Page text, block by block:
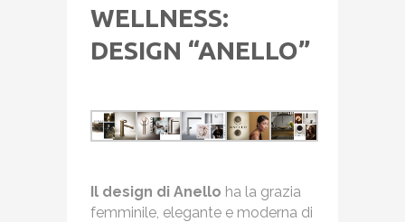
WELLNESS:
DESIGN “ANELLO”
Il design di Anello ha la grazia
femminile, elegante e moderna di